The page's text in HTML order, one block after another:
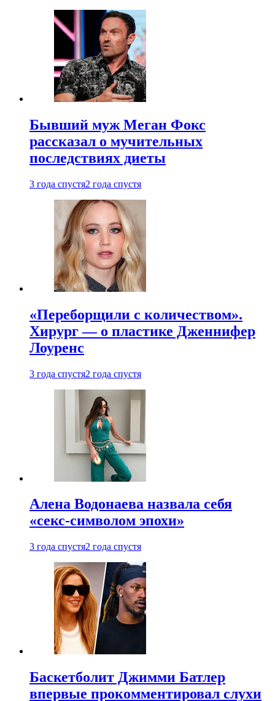
Бывший муж Меган Фокс
рассказал о мучительных
последствиях диеты
3 года спустя2 года спустя
«Переборщили с количеством».
Хирург — о пластике Дженнифер
Лоуренс
3 года спустя2 года спустя
Алена Водонаева назвала себя
«секс-символом эпохи»
3 года спустя2 года спустя
Баскетболит Джимми Батлер
впервые прокомментировал слухи